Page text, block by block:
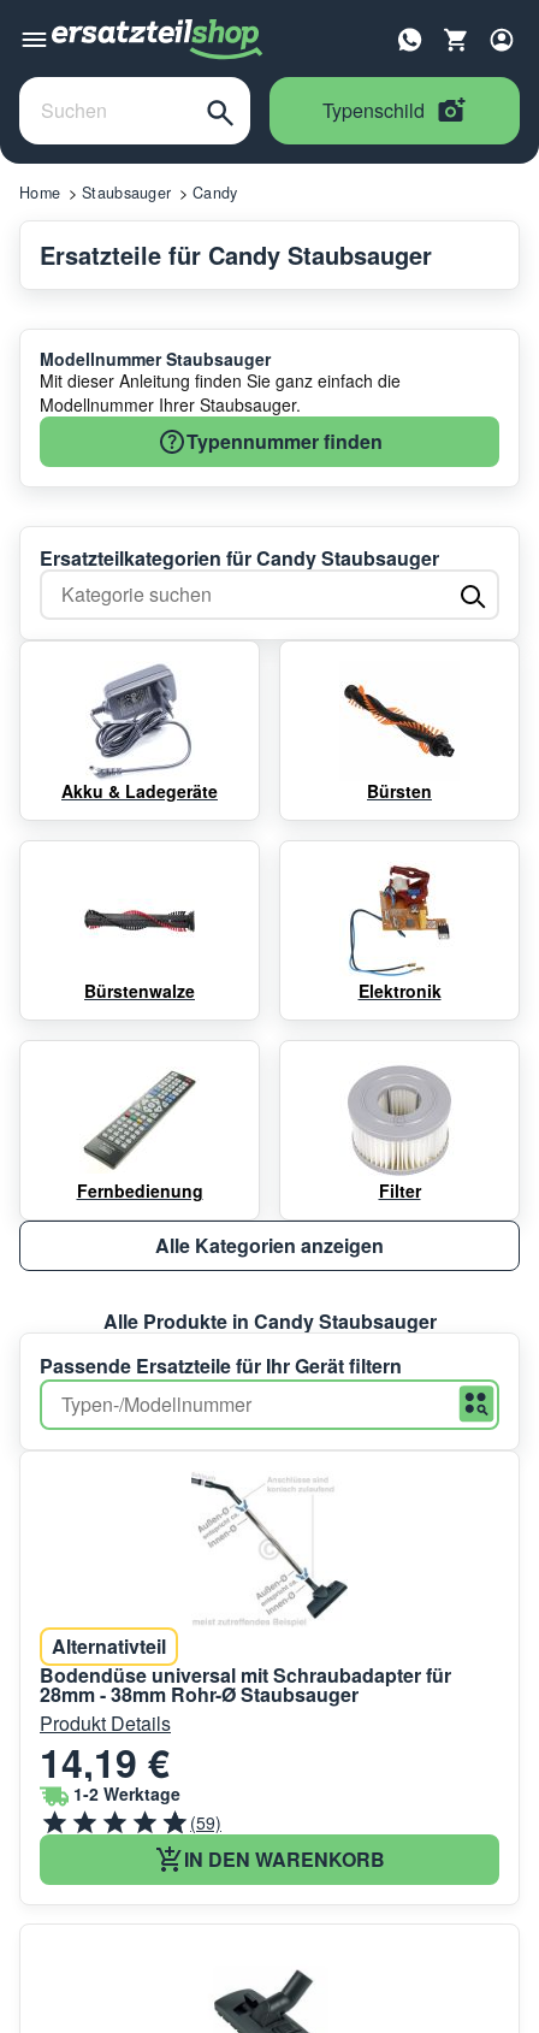
Typenschild
Home Staubsauger Candy
Ersatzteile für Candy Staubsauger
Modellnummer Staubsauger
Mit dieser Anleitung finden Sie ganz einfach die
Modellnummer Ihrer Staubsauger.
Typennummer finden
Ersatzteilkategorien für Candy Staubsauger
Kategorie suchen
Akku & Ladegeräte Bürsten
Bürstenwalze Elektronik
Fernbedienung Filter
Alle Kategorien anzeigen
Alle Produkte in Candy Staubsauger
Passende Ersatzteile für Ihr Gerät filtern
Alternativteil
Bodendüse universal mit Schraubadapter für
28mm - 38mm Rohr-Ø Staubsauger
Produkt Details
14,19 €
1-2 Werktage
(59)
IN DEN WARENKORB